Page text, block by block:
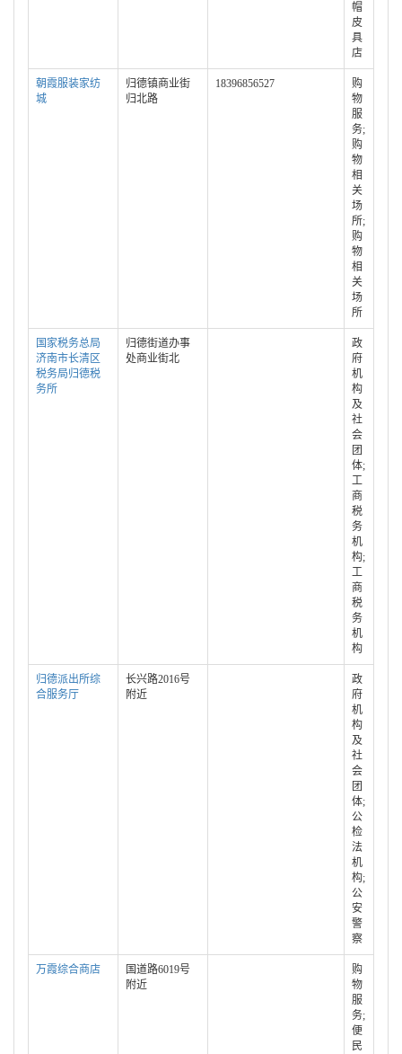
帽
皮
具
店
朝霞服装家纺
城
归德镇商业街
归北路
18396856527
购
物
服
务;
购
物
相
关
场
所;
购
物
相
关
场
所
国家税务总局
济南市长清区
税务局归德税
务所
归德街道办事
处商业街北
政
府
机
构
及
社
会
团
体;
工
商
税
务
机
构;
工
商
税
务
机
构
归德派出所综
合服务厅
长兴路2016号
附近
政
府
机
构
及
社
会
团
体;
公
检
法
机
构;
公
安
警
察
万霞综合商店
国道路6019号
附近
购
物
服
务;
便
民